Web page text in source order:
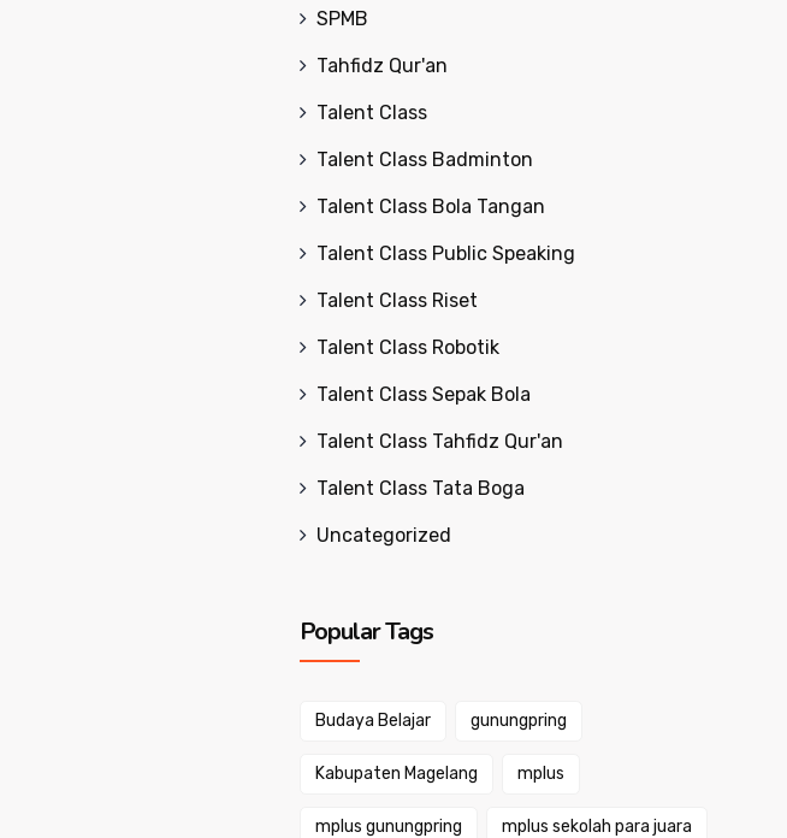
SPMB
Tahfidz Qur'an
Talent Class
Talent Class Badminton
Talent Class Bola Tangan
Talent Class Public Speaking
Talent Class Riset
Talent Class Robotik
Talent Class Sepak Bola
Talent Class Tahfidz Qur'an
Talent Class Tata Boga
Uncategorized
Popular Tags
Budaya Belajar gunungpring
Kabupaten Magelang mplus
mplus gunungpring mplus sekolah para juara